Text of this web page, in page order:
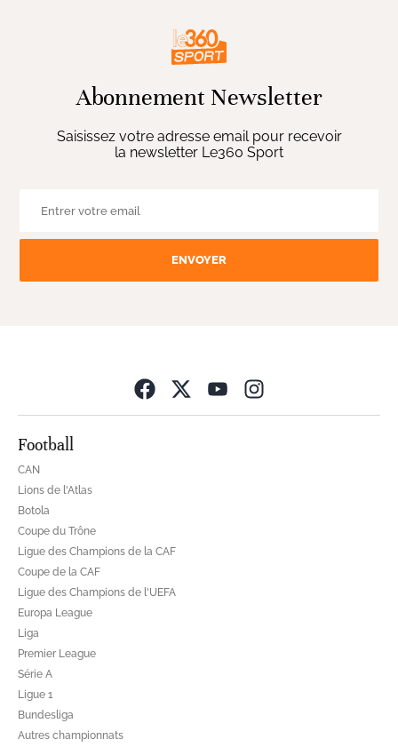
Abonnement Newsletter
Saisissez votre adresse email pour recevoir
la newsletter Le360 Sport
ENVOYER
Football
CAN
Lions de l'Atlas
Botola
Coupe du Trône
Ligue des Champions de la CAF
Coupe de la CAF
Ligue des Champions de l'UEFA
Europa League
Liga
Premier League
Série A
Ligue 1
Bundesliga
Autres championnats